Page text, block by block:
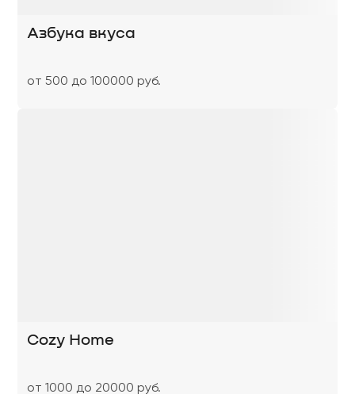
Азбука вкуса
от 500 до 100000 руб.
Cozy Home
от 1000 до 20000 руб.